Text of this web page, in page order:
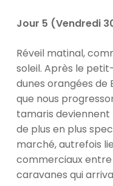
Jour 5 (Vendredi
Réveil matinal,
soleil. Après le
dunes orangées de
que nous
tamaris deviennent
de plus en plus
marché, autrefois
commerciaux entre
caravanes qui